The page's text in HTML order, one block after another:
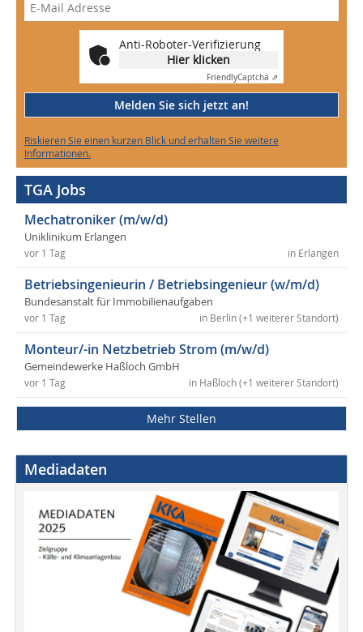
Anti-Roboter-Verifizierung
Hier klicken
FriendlyCaptcha ⇗
Melden Sie sich jetzt an!
Riskieren Sie einen kurzen Blick und erhalten Sie weitere
Informationen.
TGA Jobs
Mechatroniker (m/w/d)
Uniklinikum Erlangen
in Erlangen
vor 1 Tag
Betriebsingenieurin / Betriebsingenieur (w/m/d)
Bundesanstalt für Immobilienaufgaben
in Berlin (+1 weiterer Standort)
vor 1 Tag
Monteur/-in Netzbetrieb Strom (m/w/d)
Gemeindewerke Haßloch GmbH
in Haßloch (+1 weiterer Standort)
vor 1 Tag
Mehr Stellen
Mediadaten